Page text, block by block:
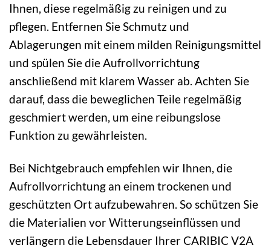
Ihnen, diese regelmäßig zu reinigen und zu
pflegen. Entfernen Sie Schmutz und
Ablagerungen mit einem milden Reinigungsmittel
und spülen Sie die Aufrollvorrichtung
anschließend mit klarem Wasser ab. Achten Sie
darauf, dass die beweglichen Teile regelmäßig
geschmiert werden, um eine reibungslose
Funktion zu gewährleisten.
Bei Nichtgebrauch empfehlen wir Ihnen, die
Aufrollvorrichtung an einem trockenen und
geschützten Ort aufzubewahren. So schützen Sie
die Materialien vor Witterungseinflüssen und
verlängern die Lebensdauer Ihrer CARIBIC V2A